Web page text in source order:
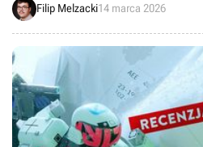
Filip Melzacki14 marca 2026